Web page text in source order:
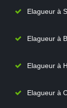
Elagueur à
Elagueur à
Elagueur à
Elagueur à